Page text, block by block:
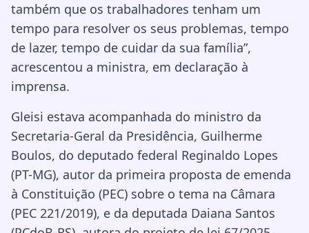
também que os trabalhadores tenham um
tempo para resolver os seus problemas, tempo
de lazer, tempo de cuidar da sua família”,
acrescentou a ministra, em declaração à
imprensa.
Gleisi estava acompanhada do ministro da
Secretaria-Geral da Presidência, Guilherme
Boulos, do deputado federal Reginaldo Lopes
(PT-MG), autor da primeira proposta de emenda
à Constituição (PEC) sobre o tema na Câmara
(PEC 221/2019), e da deputada Daiana Santos